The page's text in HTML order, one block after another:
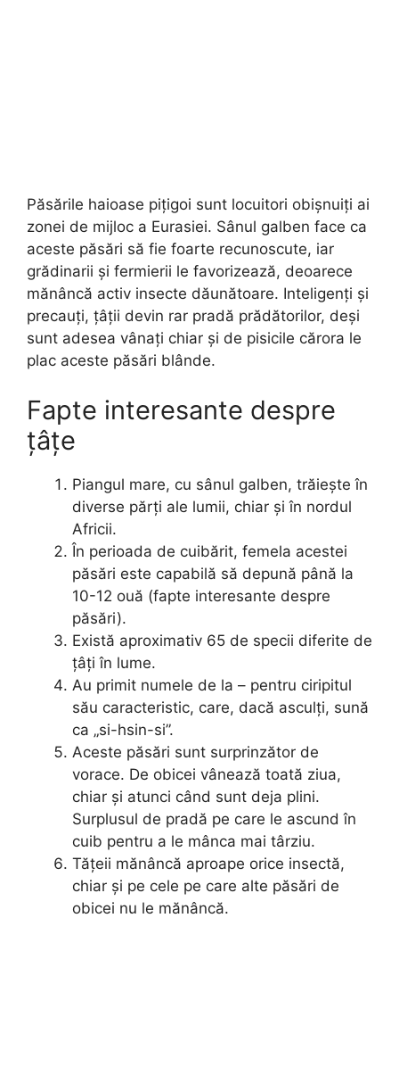
Păsările haioase pițigoi sunt locuitori obișnuiți ai
zonei de mijloc a Eurasiei. Sânul galben face ca
aceste păsări să fie foarte recunoscute, iar
grădinarii și fermierii le favorizează, deoarece
mănâncă activ insecte dăunătoare. Inteligenți și
precauți, țâții devin rar pradă prădătorilor, deși
sunt adesea vânați chiar și de pisicile cărora le
plac aceste păsări blânde.
Fapte interesante despre
țâțe
Piangul mare, cu sânul galben, trăiește în
diverse părți ale lumii, chiar și în nordul
Africii.
În perioada de cuibărit, femela acestei
păsări este capabilă să depună până la
10-12 ouă (fapte interesante despre
păsări).
Există aproximativ 65 de specii diferite de
țâți în lume.
Au primit numele de la – pentru ciripitul
său caracteristic, care, dacă asculți, sună
ca „si-hsin-si”.
Aceste păsări sunt surprinzător de
vorace. De obicei vânează toată ziua,
chiar și atunci când sunt deja plini.
Surplusul de pradă pe care le ascund în
cuib pentru a le mânca mai târziu.
Tățeii mănâncă aproape orice insectă,
chiar și pe cele pe care alte păsări de
obicei nu le mănâncă.